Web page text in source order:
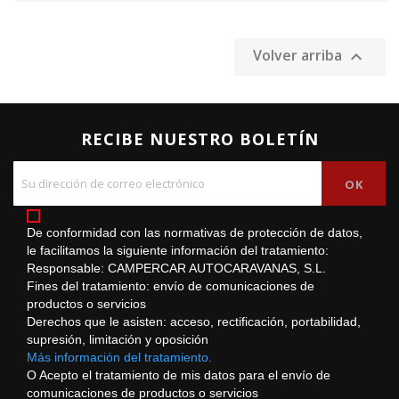
Volver arriba 
RECIBE NUESTRO BOLETÍN
De conformidad con las normativas de protección de datos,
le facilitamos la siguiente información del tratamiento:
Responsable: CAMPERCAR AUTOCARAVANAS, S.L.
Fines del tratamiento: envío de comunicaciones de
productos o servicios
Derechos que le asisten: acceso, rectificación, portabilidad,
supresión, limitación y oposición
Más información del tratamiento.
O Acepto el tratamiento de mis datos para el envío de
comunicaciones de productos o servicios